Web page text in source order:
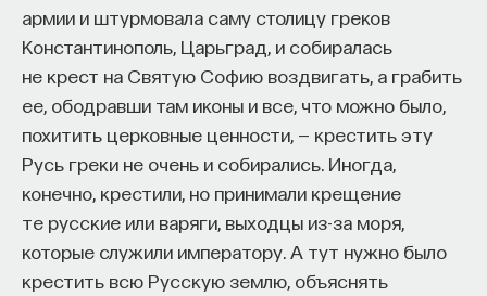
армии и штурмовала саму столицу греков
Константинополь, Царьград, и собиралась
не крест на Святую Софию воздвигать, а грабить
ее, ободравши там иконы и все, что можно было,
похитить церковные ценности, — крестить эту
Русь греки не очень и собирались. Иногда,
конечно, крестили, но принимали крещение
те русские или варяги, выходцы из-за моря,
которые служили императору. А тут нужно было
крестить всю Русскую землю, объяснять
«Сама проблема гораздо старше, чем может
показаться. Если преподаватель выдает задание,
студент перепоручает его нейросети, а потом
просто приносит готовый текст, это лишь делает
старую проблему совсем уж неустранимой.
Но и привычная университетская схема, в которой
преподаватель что-то рассказал, студент что-то
записал, а затем попытался пересказать это
наизусть, тоже почти не оставляет места для